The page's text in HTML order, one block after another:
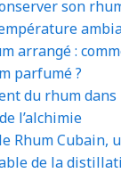
son
arrangé :
parfumé ?
du rhum dans
l’alchimie
Rhum Cubain,
de la